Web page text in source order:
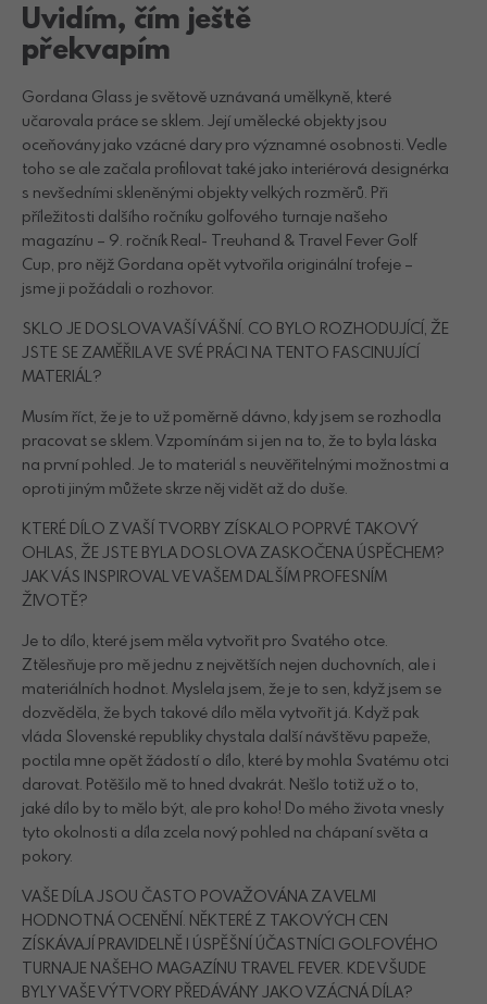
Uvidím, čím ještě
překvapím
Gordana Glass je světově uznávaná umělkyně, které
učarovala práce se sklem. Její umělecké objekty jsou
oceňovány jako vzácné dary pro významné osobnosti. Vedle
toho se ale začala profilovat také jako interiérová designérka
s nevšedními skleněnými objekty velkých rozměrů. Při
příležitosti dalšího ročníku golfového turnaje našeho
magazínu – 9. ročník Real- Treuhand & Travel Fever Golf
Cup, pro nějž Gordana opět vytvořila originální trofeje –
jsme ji požádali o rozhovor.
SKLO JE DOSLOVA VAŠÍ VÁŠNÍ. CO BYLO ROZHODUJÍCÍ, ŽE
JSTE SE ZAMĚŘILA VE SVÉ PRÁCI NA TENTO FASCINUJÍCÍ
MATERIÁL?
Musím říct, že je to už poměrně dávno, kdy jsem se rozhodla
pracovat se sklem. Vzpomínám si jen na to, že to byla láska
na první pohled. Je to materiál s neuvěřitelnými možnostmi a
oproti jiným můžete skrze něj vidět až do duše.
KTERÉ DÍLO Z VAŠÍ TVORBY ZÍSKALO POPRVÉ TAKOVÝ
OHLAS, ŽE JSTE BYLA DOSLOVA ZASKOČENA ÚSPĚCHEM?
JAK VÁS INSPIROVAL VE VAŠEM DALŠÍM PROFESNÍM
ŽIVOTĚ?
Je to dílo, které jsem měla vytvořit pro Svatého otce.
Ztělesňuje pro mě jednu z největších nejen duchovních, ale i
materiálních hodnot. Myslela jsem, že je to sen, když jsem se
dozvěděla, že bych takové dílo měla vytvořit já. Když pak
vláda Slovenské republiky chystala další návštěvu papeže,
poctila mne opět žádostí o dílo, které by mohla Svatému otci
darovat. Potěšilo mě to hned dvakrát. Nešlo totiž už o to,
jaké dílo by to mělo být, ale pro koho! Do mého života vnesly
tyto okolnosti a díla zcela nový pohled na chápaní světa a
pokory.
VAŠE DÍLA JSOU ČASTO POVAŽOVÁNA ZA VELMI
HODNOTNÁ OCENĚNÍ. NĚKTERÉ Z TAKOVÝCH CEN
ZÍSKÁVAJÍ PRAVIDELNĚ I ÚSPĚŠNÍ ÚČASTNÍCI GOLFOVÉHO
TURNAJE NAŠEHO MAGAZÍNU TRAVEL FEVER. KDE VŠUDE
BYLY VAŠE VÝTVORY PŘEDÁVÁNY JAKO VZÁCNÁ DÍLA?